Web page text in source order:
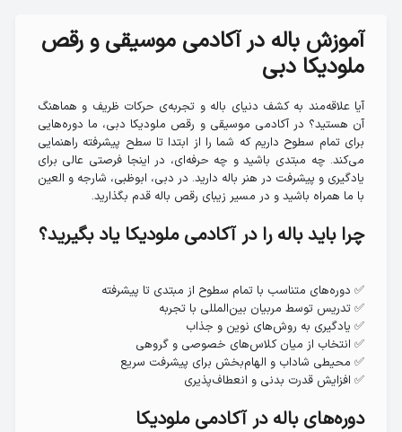
آموزش باله در آکادمی موسیقی و رقص
ملودیکا دبی
آیا علاقه‌مند به کشف دنیای باله و تجربه‌ی حرکات ظریف و هماهنگ
آن هستید؟ در آکادمی موسیقی و رقص ملودیکا دبی، ما دوره‌هایی
برای تمام سطوح داریم که شما را از ابتدا تا سطح پیشرفته راهنمایی
می‌کند. چه مبتدی باشید و چه حرفه‌ای، در اینجا فرصتی عالی برای
یادگیری و پیشرفت در هنر باله دارید. در دبی، ابوظبی، شارجه و العین
با ما همراه باشید و در مسیر زیبای رقص باله قدم بگذارید.
چرا باید باله را در آکادمی ملودیکا یاد بگیرید؟
✅ دوره‌های متناسب با تمام سطوح از مبتدی تا پیشرفته
✅ تدریس توسط مربیان بین‌المللی با تجربه
✅ یادگیری به روش‌های نوین و جذاب
✅ انتخاب از میان کلاس‌های خصوصی و گروهی
✅ محیطی شاداب و الهام‌بخش برای پیشرفت سریع
✅ افزایش قدرت بدنی و انعطاف‌پذیری
دوره‌های باله در آکادمی ملودیکا